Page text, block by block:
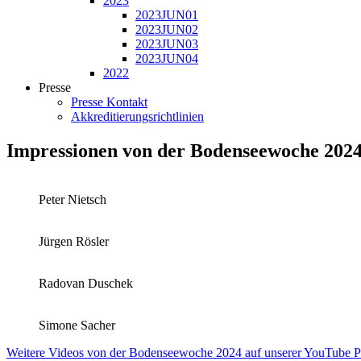
2023JUN01
2023JUN02
2023JUN03
2023JUN04
2022
Presse
Presse Kontakt
Akkreditierungsrichtlinien
Impressionen von der Bodenseewoche
Peter Nietsch
Jürgen Rösler
Radovan Duschek
Simone Sacher
Weitere Videos von der Bodenseewoche 2024 auf unserer YouTube